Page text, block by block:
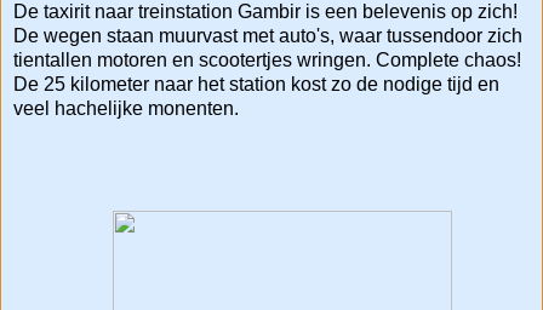
De taxirit naar treinstation Gambir is een belevenis op zich!
De wegen staan muurvast met auto's, waar tussendoor zich
tientallen motoren en scootertjes wringen. Complete chaos!
De 25 kilometer naar het station kost zo de nodige tijd en
veel hachelijke monenten.